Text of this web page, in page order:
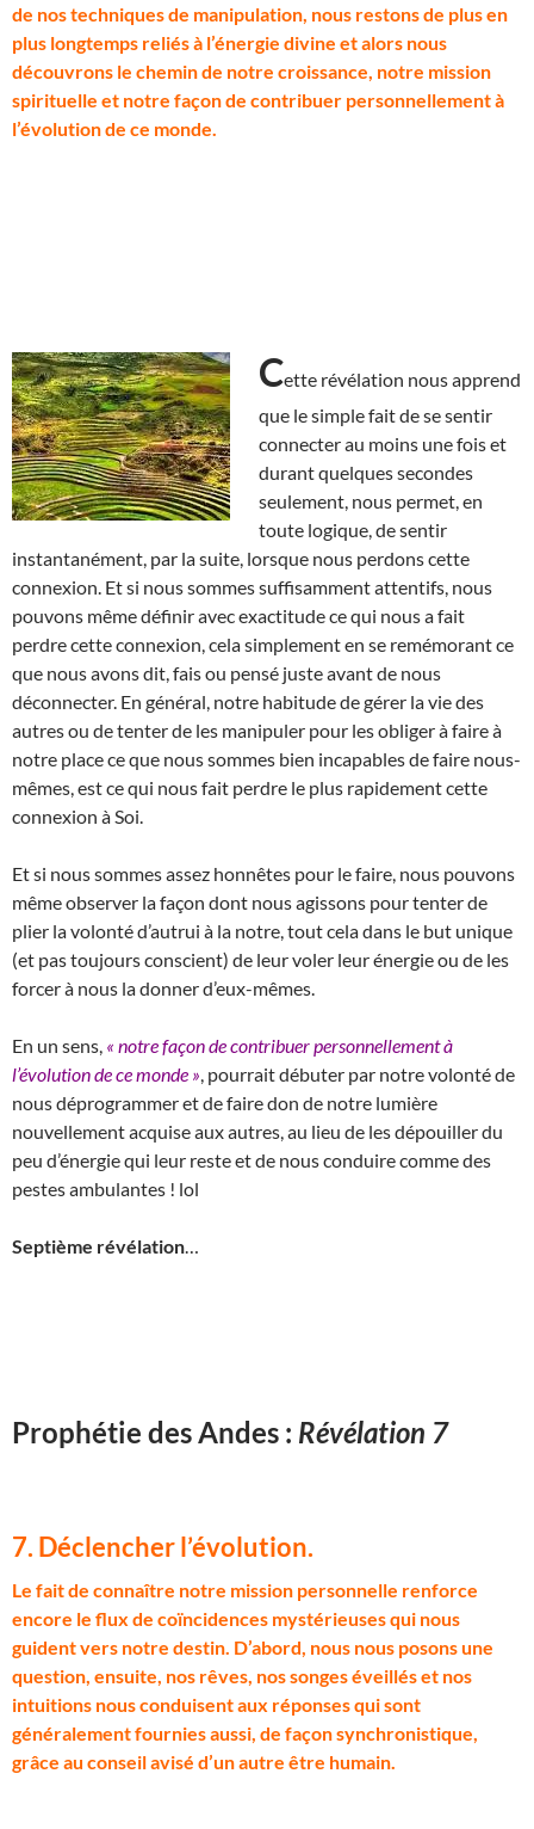
de nos techniques de manipulation, nous restons de plus en
plus longtemps reliés à l’énergie divine et alors nous
découvrons le chemin de notre croissance, notre mission
spirituelle et notre façon de contribuer personnellement à
l’évolution de ce monde.
Cette révélation nous apprend
que le simple fait de se sentir
connecter au moins une fois et
durant quelques secondes
seulement, nous permet, en
toute logique, de sentir
instantanément, par la suite, lorsque nous perdons cette
connexion. Et si nous sommes suffisamment attentifs, nous
pouvons même définir avec exactitude ce qui nous a fait
perdre cette connexion, cela simplement en se remémorant ce
que nous avons dit, fais ou pensé juste avant de nous
déconnecter. En général, notre habitude de gérer la vie des
autres ou de tenter de les manipuler pour les obliger à faire à
notre place ce que nous sommes bien incapables de faire nous-
mêmes, est ce qui nous fait perdre le plus rapidement cette
connexion à Soi.
Et si nous sommes assez honnêtes pour le faire, nous pouvons
même observer la façon dont nous agissons pour tenter de
plier la volonté d’autrui à la notre, tout cela dans le but unique
(et pas toujours conscient) de leur voler leur énergie ou de les
forcer à nous la donner d’eux-mêmes.
En un sens, « notre façon de contribuer personnellement à
l’évolution de ce monde » , pourrait débuter par notre volonté de
nous déprogrammer et de faire don de notre lumière
nouvellement acquise aux autres, au lieu de les dépouiller du
peu d’énergie qui leur reste et de nous conduire comme des
pestes ambulantes ! lol
Septième révélation
Prophétie des Andes : Révélation 7
7. Déclencher l’évolution.
L e fait de connaître notre mission personnelle renforce
encore le flux de coïncidences mystérieuses qui nous
guident vers notre destin. D’abord, nous nous posons une
question, ensuite, nos rêves, nos songes éveillés et nos
intuitions nous conduisent aux réponses qui sont
généralement fournies aussi, de façon synchronistique,
grâce au conseil avisé d’un autre être humain.